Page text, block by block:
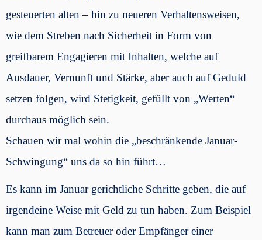
gesteuerten alten – hin zu neueren Verhaltensweisen,
wie dem Streben nach Sicherheit in Form von
greifbarem Engagieren mit Inhalten, welche auf
Ausdauer, Vernunft und Stärke, aber auch auf Geduld
setzen folgen, wird Stetigkeit, gefüllt von „Werten“
durchaus möglich sein.
Schauen wir mal wohin die „beschränkende Januar-
Schwingung“ uns da so hin führt…
Es kann im Januar gerichtliche Schritte geben, die auf
irgendeine Weise mit Geld zu tun haben. Zum Beispiel
kann man zum Betreuer oder Empfänger einer